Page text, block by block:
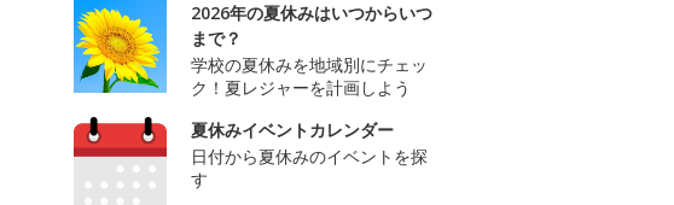
2026年の夏休みはいつからいつ
まで？
学校の夏休みを地域別にチェッ
ク！夏レジャーを計画しよう
夏休みイベントカレンダー
日付から夏休みのイベントを探
す